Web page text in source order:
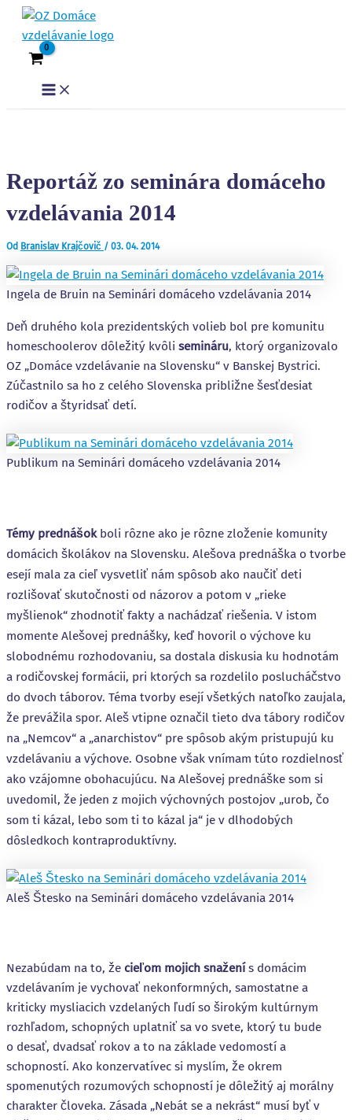
Preskočiť na obsah
Main Menu
Reportáž zo seminára domáceho
vzdelávania 2014
Od Branislav Krajčovič / 03. 04. 2014
Ingela de Bruin na Seminári domáceho vzdelávania 2014
Deň druhého kola prezidentských volieb bol pre komunitu
homeschoolerov dôležitý kvôli semináru, ktorý organizovalo
OZ „Domáce vzdelávanie na Slovensku“ v Banskej Bystrici.
Zúčastnilo sa ho z celého Slovenska približne šesťdesiat
rodičov a štyridsať detí.
Publikum na Seminári domáceho vzdelávania 2014
Témy prednášokboli rôzne ako je rôzne zloženie komunity
domácich školákov na Slovensku. Alešova prednáška o tvorbe
esejí mala za cieľ vysvetliť nám spôsob ako naučiť deti
rozlišovať skutočnosti od názorov a potom v „rieke
myšlienok“ zhodnotiť fakty a nachádzať riešenia. V istom
momente Alešovej prednášky, keď hovoril o výchove ku
slobodnému rozhodovaniu, sa dostala diskusia ku hodnotám
a rodičovskej formácii, pri ktorých sa rozdelilo poslucháčstvo
do dvoch táborov. Téma tvorby esejí všetkých natoľko zaujala,
že prevážila spor. Aleš vtipne označil tieto dva tábory rodičov
na „Nemcov“ a „anarchistov“ pre spôsob akým pristupujú ku
vzdelávaniu a výchove. Osobne však vnímam túto rozdielnosť
ako vzájomne obohacujúcu. Na Alešovej prednáške som si
uvedomil, že jeden z mojich výchovných postojov „urob, čo
som ti kázal, lebo som ti to kázal ja“ je v dlhodobých
dôsledkoch kontraproduktívny.
Aleš Štesko na Seminári domáceho vzdelávania 2014
Nezabúdam na to, že cieľom mojich snaženís domácim
vzdelávaním je vychovať nekonformných, samostatne a
kriticky mysliacich vzdelaných ľudí so širokým kultúrnym
rozhľadom, schopných uplatniť sa vo svete, ktorý tu bude
o desať, dvadsať rokov a to na základe vedomostí a
schopností. Ako konzervatívec si myslím, že okrem
spomenutých rozumových schopností je dôležitý aj morálny
charakter človeka. Zásada „Nebát se a nekrást“ musí byť v
Post navigation